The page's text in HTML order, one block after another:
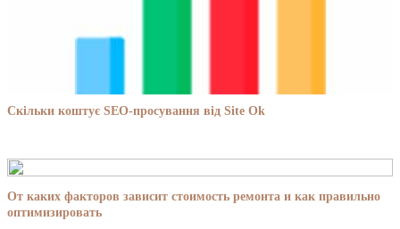
Скільки коштує SEO-просування від Site Ok
От каких факторов зависит стоимость ремонта и как правильно
оптимизировать